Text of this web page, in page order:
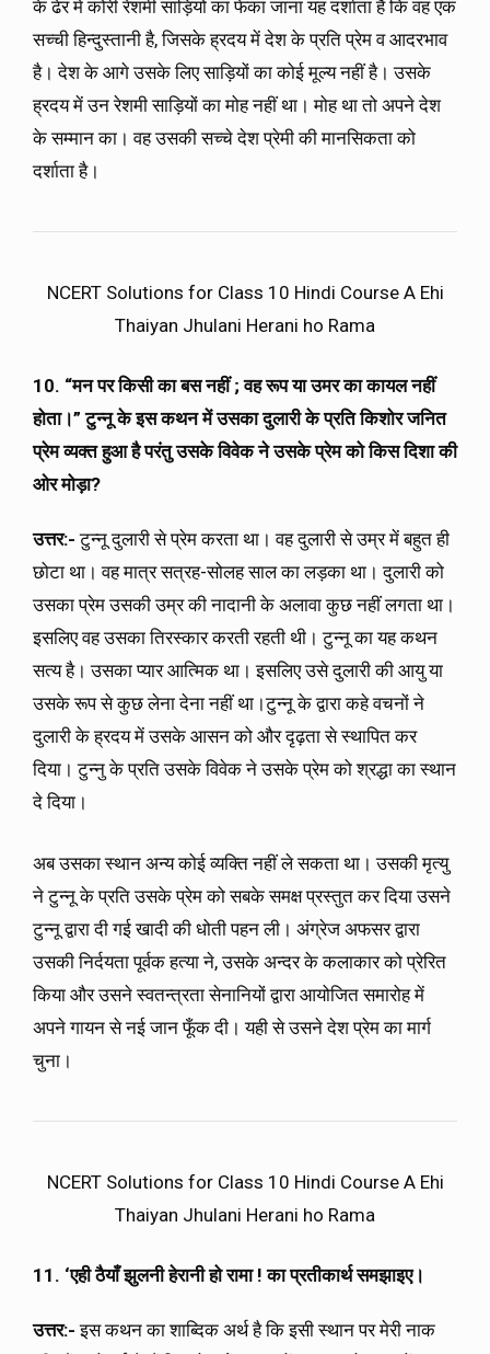
के ढेर में कोरी रेशमी साड़ियों का फेंका जाना यह दर्शाता है कि वह एक
सच्ची हिन्दुस्तानी है, जिसके ह्रदय में देश के प्रति प्रेम व आदरभाव
है। देश के आगे उसके लिए साड़ियों का कोई मूल्य नहीं है। उसके
ह्रदय में उन रेशमी साड़ियों का मोह नहीं था। मोह था तो अपने देश
के सम्मान का। वह उसकी सच्चे देश प्रेमी की मानसिकता को
दर्शाता है।
NCERT Solutions for Class 10 Hindi Course A Ehi
Thaiyan Jhulani Herani ho Rama
10. “मन पर किसी का बस नहीं ;वह रूप या उमर का कायल नहीं
होता।”टुन्नू के इस कथन में उसका दुलारी के प्रति किशोर जनित
प्रेम व्यक्त हुआ है परंतु उसके विवेक ने उसके प्रेम को किस दिशा की
ओर मोड़ा?
उत्तर:-टुन्नू दुलारी से प्रेम करता था। वह दुलारी से उम्र में बहुत ही
छोटा था। वह मात्र सत्रह-सोलह साल का लड़का था। दुलारी को
उसका प्रेम उसकी उम्र की नादानी के अलावा कुछ नहीं लगता था।
इसलिए वह उसका तिरस्कार करती रहती थी। टुन्नू का यह कथन
सत्य है। उसका प्यार आत्मिक था। इसलिए उसे दुलारी की आयु या
उसके रूप से कुछ लेना देना नहीं था।टुन्नू के द्वारा कहे वचनों ने
दुलारी के ह्रदय में उसके आसन को और दृढ़ता से स्थापित कर
दिया। टुन्नु के प्रति उसके विवेक ने उसके प्रेम को श्रद्धा का स्थान
दे दिया।
अब उसका स्थान अन्य कोई व्यक्ति नहीं ले सकता था। उसकी मृत्यु
ने टुन्नू के प्रति उसके प्रेम को सबके समक्ष प्रस्तुत कर दिया उसने
टुन्नू द्वारा दी गई खादी की धोती पहन ली। अंग्रेज अफसर द्वारा
उसकी निर्दयता पूर्वक हत्या ने, उसके अन्दर के कलाकार को प्रेरित
किया और उसने स्वतन्त्रता सेनानियों द्वारा आयोजित समारोह में
अपने गायन से नई जान फूँक दी। यही से उसने देश प्रेम का मार्ग
चुना।
NCERT Solutions for Class 10 Hindi Course A Ehi
Thaiyan Jhulani Herani ho Rama
11. ‘एही ठैयाँ झुलनी हेरानी हो रामा ! का प्रतीकार्थ समझाइए।
उत्तर:-इस कथन का शाब्दिक अर्थ है कि इसी स्थान पर मेरी नाक